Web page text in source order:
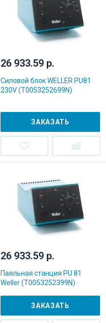
26 933.59 р.
Силовой блок WELLER PU81
230V (T0053252699N)
ЗАКАЗАТЬ
26 933.59 р.
Паяльная станция PU 81
Weller (T0053252399N)
ЗАКАЗАТЬ